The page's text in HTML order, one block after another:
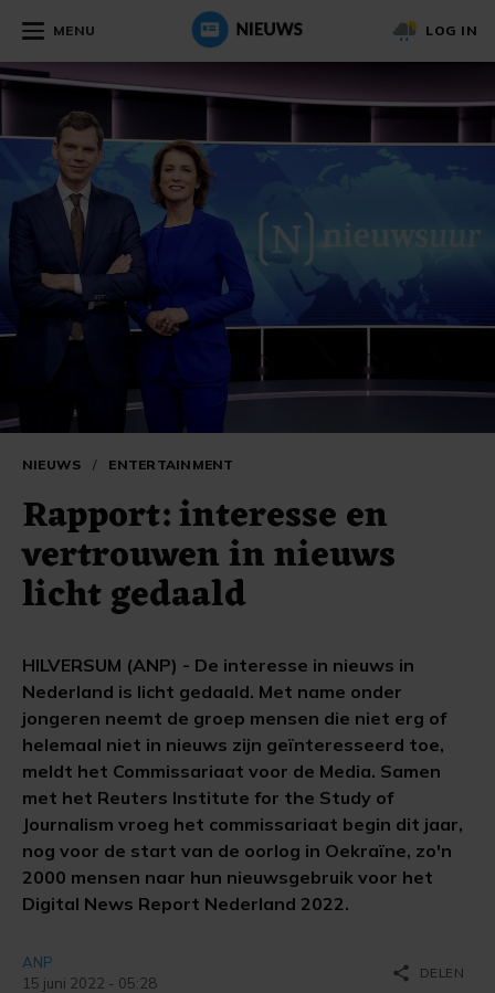
MENU LOG IN
NIEUWS / ENTERTAINMENT
Rapport: interesse en
vertrouwen in nieuws
licht gedaald
HILVERSUM (ANP) - De interesse in nieuws in
Nederland is licht gedaald. Met name onder
jongeren neemt de groep mensen die niet erg of
helemaal niet in nieuws zijn geïnteresseerd toe,
meldt het Commissariaat voor de Media. Samen
met het Reuters Institute for the Study of
Journalism vroeg het commissariaat begin dit jaar,
nog voor de start van de oorlog in Oekraïne, zo'n
2000 mensen naar hun nieuwsgebruik voor het
Digital News Report Nederland 2022.
ANP
15 juni 2022 - 05:28
share DELEN